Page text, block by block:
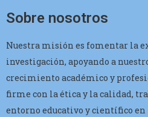
Sobre nosotros
Nuestra misión es fomentar la
investigación, apoyando a
crecimiento académico y
firme con la ética y la calidad,
entorno educativo y científico